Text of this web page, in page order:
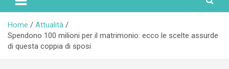
Home
Attualità
Spendono 100 milioni per il matrimonio: ecco le scelte assurde
di questa coppia di sposi